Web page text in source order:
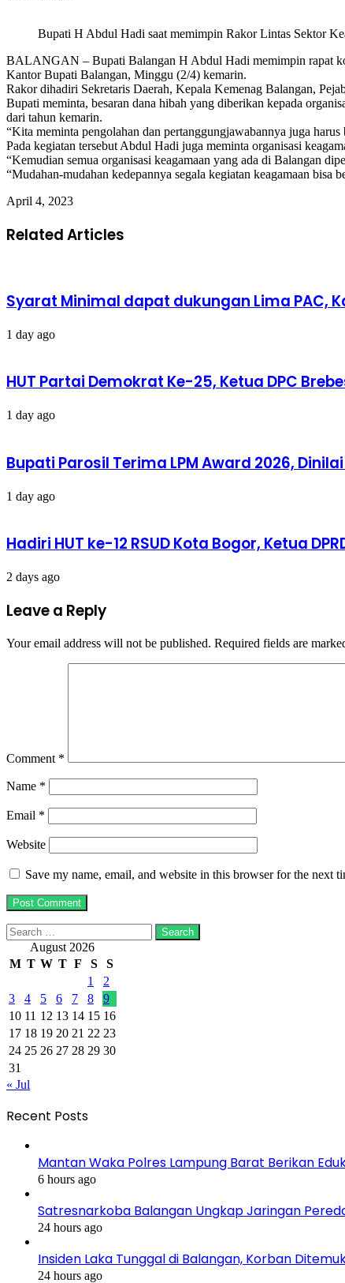
Bupati H Abdul Hadi saat memimpin Rakor Lintas Sektor
BALANGAN – Bupati Balangan H Abdul Hadi memimpin rapat
Kantor Bupati Balangan, Minggu (2/4) kemarin.
Rakor dihadiri Sekretaris Daerah, Kepala Kemenag Balangan,
Bupati meminta, besaran dana hibah yang diberikan kepada
dari tahun kemarin.
“Kita meminta pengolahan dan pertanggungjawabannya juga
Pada kegiatan tersebut Abdul Hadi juga meminta organisasi
“Kemudian semua organisasi keagamaan yang ada di Balangan
“Mudahan-mudahan kedepannya segala kegiatan keagamaan
April 4, 2023
Related Articles
Syarat Minimal dapat dukungan Lima PAC,
1 day ago
HUT Partai Demokrat Ke-25, Ketua DPC
1 day ago
Bupati Parosil Terima LPM Award 2026,
1 day ago
Hadiri HUT ke-12 RSUD Kota Bogor, Ketua
2 days ago
Leave a Reply
Your email address will not be published. Required fields are
Comment *
Name *
Email *
Website
Save my name, email, and website in this browser for the next
Search
for: August 2026
M T W T F S
S
1
2
3
4 5 6 7 8
9
10 11 12 13 14 15 16
17 18 19 20 21 22 23
24 25 26 27 28 29 30
31
« Jul
Recent Posts
Mantan Waka Polres Lampung Barat Berikan
6 hours ago
Satresnarkoba Balangan Ungkap Jaringan
24 hours ago
Insiden Laka Tunggal di Balangan, Korban
24 hours ago